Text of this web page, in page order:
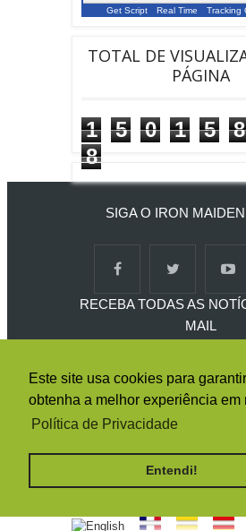
Este site usa cookies para
obtenha a melhor experiência em
Política de Privacidade
Entendi!
Get Script Real Time Tracking
TOTAL DE
PÁGINA
1 5 0 1 5 8
8
SIGA O IRON
RECEBA TODAS AS
MAIL